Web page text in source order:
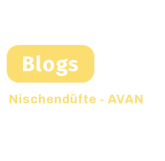
Blogs
Nischendüfte - AVAN